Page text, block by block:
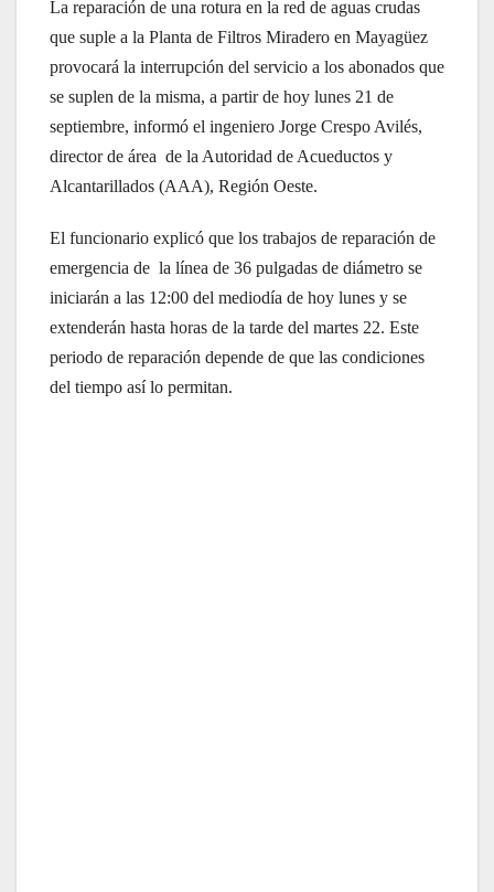
La reparación de una rotura en la red de aguas crudas
que suple a la Planta de Filtros Miradero en Mayagüez
provocará la interrupción del servicio a los abonados que
se suplen de la misma, a partir de hoy lunes 21 de
septiembre, informó el ingeniero Jorge Crespo Avilés,
director de área de la Autoridad de Acueductos y
Alcantarillados (AAA), Región Oeste.
El funcionario explicó que los trabajos de reparación de
emergencia de la línea de 36 pulgadas de diámetro se
iniciarán a las 12:00 del mediodía de hoy lunes y se
extenderán hasta horas de la tarde del martes 22. Este
periodo de reparación depende de que las condiciones
del tiempo así lo permitan.